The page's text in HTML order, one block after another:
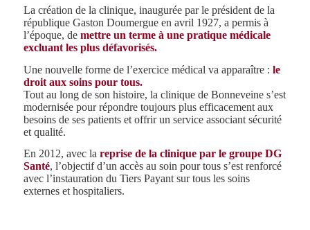
La création de la clinique, inaugurée par le président de la
république Gaston Doumergue en avril 1927, a permis à
l’époque, de mettre un terme à une pratique médicale
excluant les plus défavorisés.
Une nouvelle forme de l’exercice médical va apparaître : le
droit aux soins pour tous.
Tout au long de son histoire, la clinique de Bonneveine s’est
modernisée pour répondre toujours plus efficacement aux
besoins de ses patients et offrir un service associant sécurité
et qualité.
En 2012, avec la reprise de la clinique par le groupe DG
Santé, l’objectif d’un accès au soin pour tous s’est renforcé
avec l’instauration du Tiers Payant sur tous les soins
externes et hospitaliers.